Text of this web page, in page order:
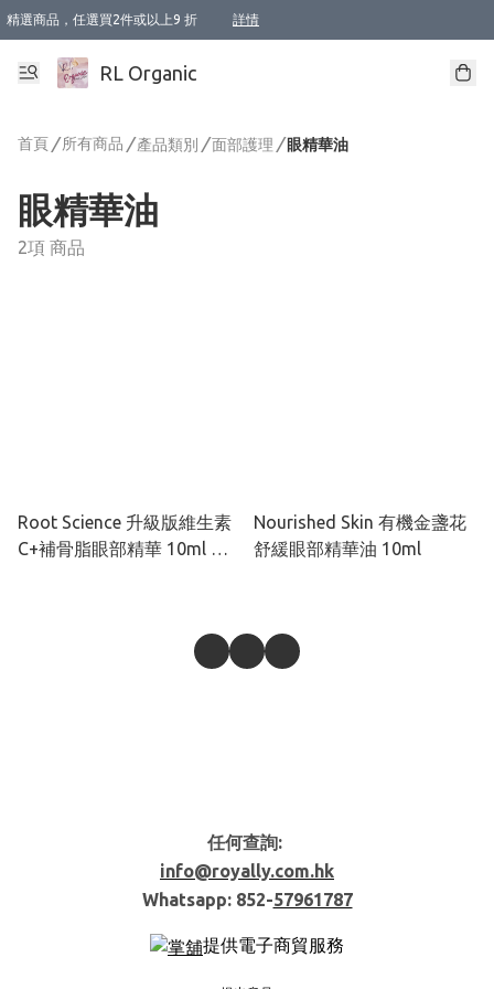
精選商品，任選買2件或以上9 折 詳情
XI周年優惠【新品自由選2件88折/3件85折】
XI周年優惠【Chakra 脈輪平衡自由選2件9折/3件85折/5件8折】
Florame 肌底自由選 2支9折 3支85折
XI周年優惠【蟲蟲退散 · 防衛結界﹞系列2件9折】
Sunki 任選2件95折
BIOFFICINA TOSCANA 任選2支9折 3支85折
Lamav 任選1件9折 2件85折
Mukti Organics 指定產品任選1件9折, 2件88折 3件85折
Intelligent Nutrients Skincare 任選2件9折
deodorant 任選2件88折
化妝品 任選2件95折
XI周年優惠【身心靈單品 任選2件9折/3件85折/5件8折】
XI周年優惠 【精油/香水 任選2件9折/3件85折/5件8折】
XI周年優惠【「關節到肌膚」全效養護 BODY OIL 組2件88折/3件85折】
XI周年優惠【夏日有機物理防曬套裝2件88折】
XI周年優惠【夏日潔面隨意選2件88折/3件85折】
XI周年優惠【逆齡奇蹟抗氧 11 自由選2件88折/3件85折/4件或以上8折】
新會員首次購物即享全單 95 折優惠！
成為VIP / VVIP 可享有生日月現金扣減獎賞優惠 !! 記得去賬户資料填上生日日期啦 !
選用順豐速運，滿$500 免運費
本地速遞 京東 送住宅/ 工商地址 $400 免運費
澳門訂單選用順豐速運，滿$800 免運費
RL Organic
首頁 / 所有商品 / 產品類別 /面部護理 / 眼精華油
眼精華油
2項 商品
Root Science 升級版維生素
C+補骨脂眼部精華 10ml 新
Nourished Skin 有機金盞花
舒緩眼部精華油 10ml
任何查詢:
info@royally.com.hk
Whatsapp: 852-57961787
提供電子商貿服務